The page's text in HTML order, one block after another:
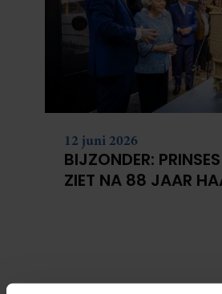
12 juni 2026
BIJZONDER:
ZIET NA 88 JAAR